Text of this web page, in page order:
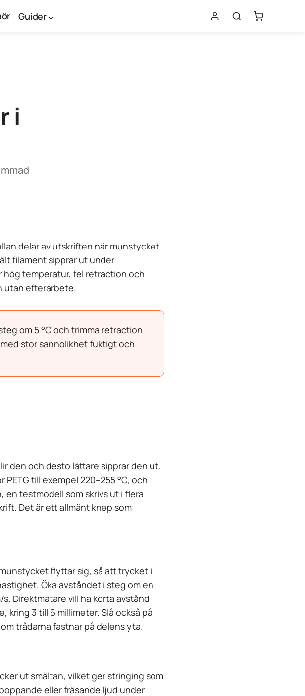
Guider
i
delar av utskriften när munstycket
filament sipprar ut under
temperatur, fel retraction och
utan efterarbete.
om 5 °C och trimma retraction
stor sannolikhet fuktigt och
den och desto lättare sipprar den ut.
till exempel 220–255 °C, och
testmodell som skrivs ut i flera
Det är ett allmänt knep som
flyttar sig, så att trycket i
Öka avståndet i steg om en
Direktmatare vill ha korta avstånd
kring 3 till 6 millimeter. Slå också på
trådarna fastnar på delens yta.
ut smältan, vilket ger stringing som
eller fräsande ljud under